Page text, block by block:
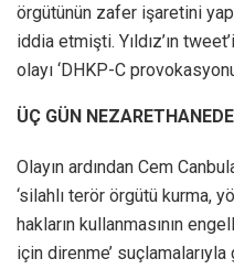
örgütünün zafer işaretini
iddia etmişti. Yıldız’ın
olayı ‘DHKP-C
ÜÇ GÜN
Olayın ardından Cem
‘silahlı terör örgütü kurma,
hakların kullanmasının
için direnme’ suçlamalarıyla